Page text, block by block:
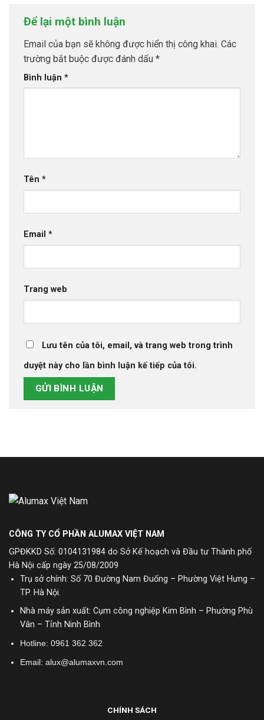
Để lại một bình luận
Email của bạn sẽ không được hiển thị công khai. Các
trường bắt buộc được đánh dấu *
Bình luận *
Tên *
Email *
Trang web
Lưu tên của tôi, email, và trang web trong trình
duyệt này cho lần bình luận kế tiếp của tôi.
CÔNG TY CỔ PHẦN ALUMAX VIỆT NAM
GPĐKKD Số: 0104131984 do Sở Kế hoạch và Đầu tư Thành phố
Hà Nội cấp ngày 25/08/2009
Trụ sở chính: Số 70 Đường Nam Đuống – Phường Việt Hưng –
TP. Hà Nội.
Nhà máy sản xuất: Cụm công nghiệp Kim Bình – Phường Phù
Vân – Tỉnh Ninh Bình
Hotline: 0961 362 362
Email: alux@alumaxvn.com
CHÍNH SÁCH